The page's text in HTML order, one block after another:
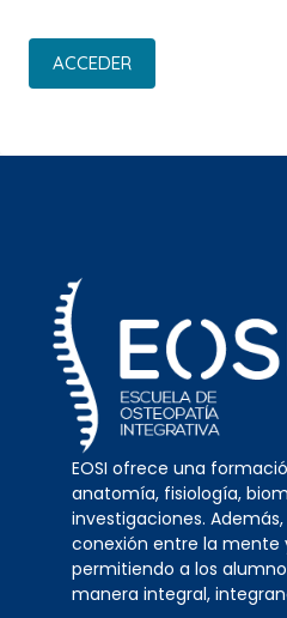
ACCEDER
EOSI ofrece una
anatomía, fisiología,
investigaciones.
conexión entre la mente
permitiendo a los
manera integral,